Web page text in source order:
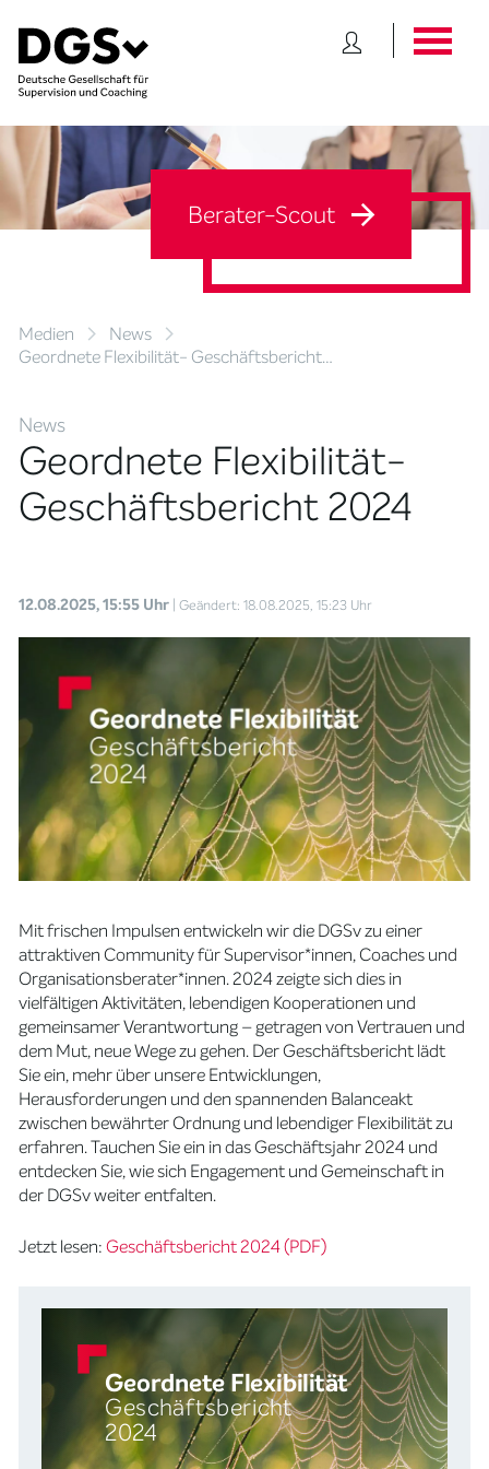
Medien
News
Geordnete Flexibilität- Geschäftsbericht…
Berater-Scout
News
Geordnete Flexibilität-
Geschäftsbericht 2024
12.08.2025, 15:55 Uhr | Geändert: 18.08.2025, 15:23 Uhr
Mit frischen Impulsen entwickeln wir die DGSv zu einer
attraktiven Community für Supervisor*innen, Coaches und
Organisationsberater*innen. 2024 zeigte sich dies in
vielfältigen Aktivitäten, lebendigen Kooperationen und
gemeinsamer Verantwortung – getragen von Vertrauen und
dem Mut, neue Wege zu gehen. Der Geschäftsbericht lädt
Sie ein, mehr über unsere Entwicklungen,
Herausforderungen und den spannenden Balanceakt
zwischen bewährter Ordnung und lebendiger Flexibilität zu
erfahren. Tauchen Sie ein in das Geschäftsjahr 2024 und
entdecken Sie, wie sich Engagement und Gemeinschaft in
der DGSv weiter entfalten.
Jetzt lesen:Geschäftsbericht 2024 (PDF)